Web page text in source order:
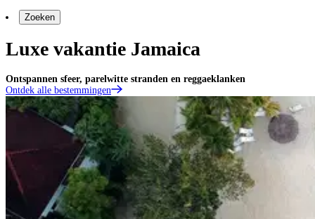
Zoeken
Luxe vakantie Jamaica
Ontspannen sfeer, parelwitte stranden en reggaeklanken
Ontdek alle bestemmingen